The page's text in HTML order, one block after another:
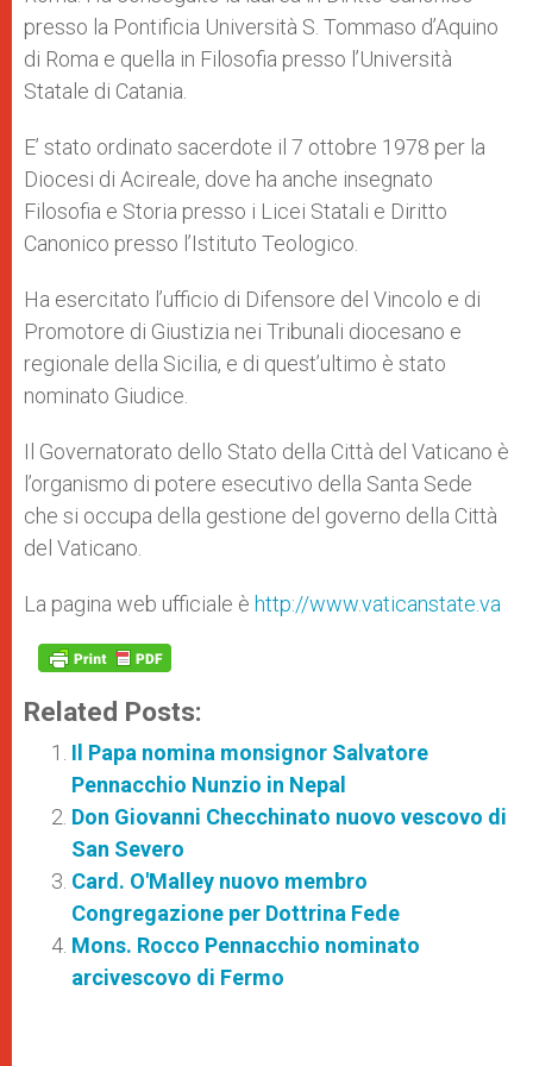
presso la Pontificia Università S. Tommaso d’Aquino
di Roma e quella in Filosofia presso l’Università
Statale di Catania.
E’ stato ordinato sacerdote il 7 ottobre 1978 per la
Diocesi di Acireale, dove ha anche insegnato
Filosofia e Storia presso i Licei Statali e Diritto
Canonico presso l’Istituto Teologico.
Ha esercitato l’ufficio di Difensore del Vincolo e di
Promotore di Giustizia nei Tribunali diocesano e
regionale della Sicilia, e di quest’ultimo è stato
nominato Giudice.
Il Governatorato dello Stato della Città del Vaticano è
l’organismo di potere esecutivo della Santa Sede
che si occupa della gestione del governo della Città
del Vaticano.
La pagina web ufficiale è http://www.vaticanstate.va
Related Posts:
Il Papa nomina monsignor Salvatore
Pennacchio Nunzio in Nepal
Don Giovanni Checchinato nuovo vescovo di
San Severo
Card. O'Malley nuovo membro
Congregazione per Dottrina Fede
Mons. Rocco Pennacchio nominato
arcivescovo di Fermo